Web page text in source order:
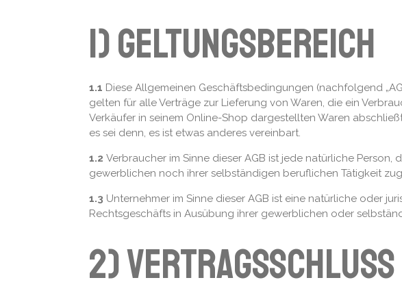
1) Geltungsbereich
1.1 Diese Allgemeinen Geschäftsbedingungen (nachfolgend
gelten für alle Verträge zur Lieferung von Waren, die ein
Verkäufer in seinem Online-Shop dargestellten Waren
es sei denn, es ist etwas anderes vereinbart.
1.2 Verbraucher im Sinne dieser AGB ist jede natürliche
gewerblichen noch ihrer selbständigen beruflichen Tätigkeit
1.3 Unternehmer im Sinne dieser AGB ist eine natürliche oder
Rechtsgeschäfts in Ausübung ihrer gewerblichen oder
2) Vertragsschluss